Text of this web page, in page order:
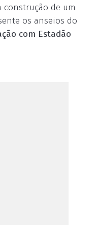
construção de um
os anseios do
com Estadão